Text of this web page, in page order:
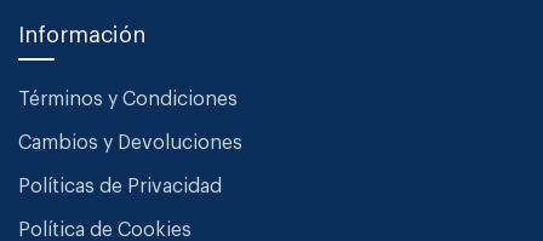
Información
Términos y Condiciones
Cambios y Devoluciones
Políticas de Privacidad
Política de Cookies